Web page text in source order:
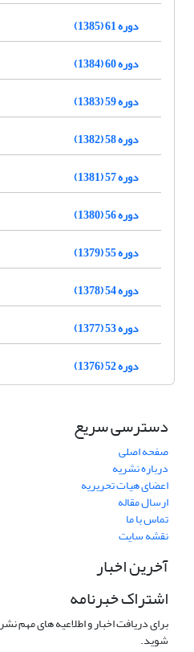
دوره 61 (1385)
دوره 60 (1384)
دوره 59 (1383)
دوره 58 (1382)
دوره 57 (1381)
دوره 56 (1380)
دوره 55 (1379)
دوره 54 (1378)
دوره 53 (1377)
دوره 52 (1376)
دسترسی سریع
صفحه اصلی
درباره نشریه
اعضای هیات تحریریه
ارسال مقاله
تماس با ما
نقشه سایت
آخرین اخبار
اشتراک خبرنامه
برای دریافت اخبار و اطلاعیه های مهم
شوید.